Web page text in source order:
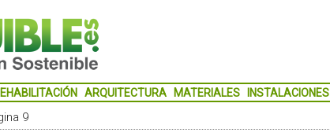
ARQUITECTURA MATERIALES INSTALACIONES
9